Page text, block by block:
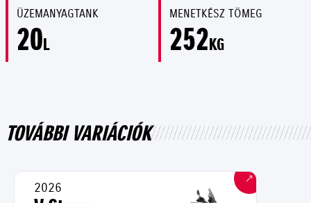
ÜZEMANYAGTANK
20L
MENETKÉSZ TÖMEG
252KG
TOVÁBBI VARIÁCIÓK
2026